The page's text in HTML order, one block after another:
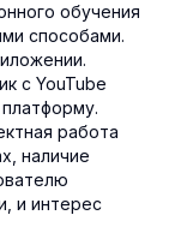
обучения
способами.
с YouTube
работа
наличие
и интерес